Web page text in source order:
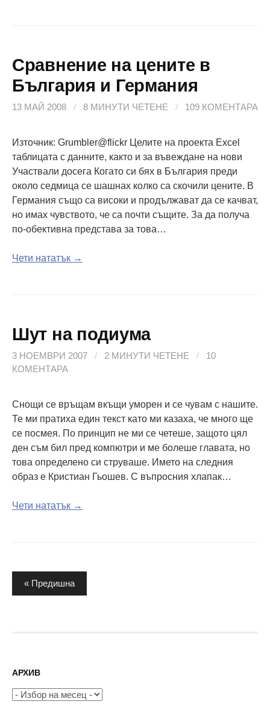
Сравнение на цените в
България и Германия
13 МАЙ 2008 / 8 МИНУТИ ЧЕТЕНЕ / 109 КОМЕНТАРА
Източник: Grumbler@flickr Целите на проекта Excel
таблицата с данните, както и за въвеждане на нови
Участвали досега Когато си бях в България преди
около седмица се шашнах колко са скочили цените. В
Германия също са високи и продължават да се качват,
но имах чувството, че са почти същите. За да получа
по-обективна представа за това…
Чети нататък →
Шут на подиума
3 НОЕМВРИ 2007 / 2 МИНУТИ ЧЕТЕНЕ /
10
КОМЕНТАРА
Снощи се връщам вкъщи уморен и се чувам с нашите.
Те ми пратиха един текст като ми казаха, че много ще
се посмея. По принцип не ми се четеше, защото цял
ден съм бил пред компютри и ме болеше главата, но
това определено си струваше. Името на следния
образ е Кристиан Гьошев. С въпросния хлапак…
Чети нататък →
Разделяне
на
« Предишна
АРХИВ
Архив